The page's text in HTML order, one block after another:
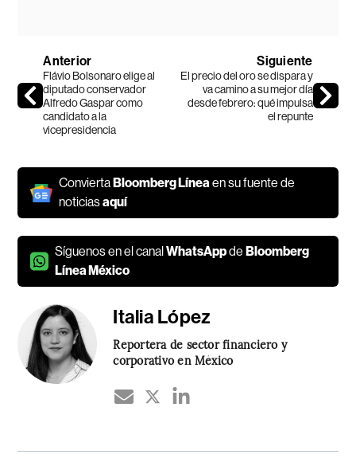
Anterior
Flávio Bolsonaro elige al
diputado conservador
Alfredo Gaspar como
candidato a la
vicepresidencia
Siguiente
El precio del oro se dispara y
va camino a su mejor día
desde febrero: qué impulsa
el repunte
Convierta Bloomberg Líneaen su fuente de
noticiasaquí
Síguenos en el canalWhatsAppde Bloomberg
Línea México
Italia López
Reportera de sector financiero y
corporativo en México